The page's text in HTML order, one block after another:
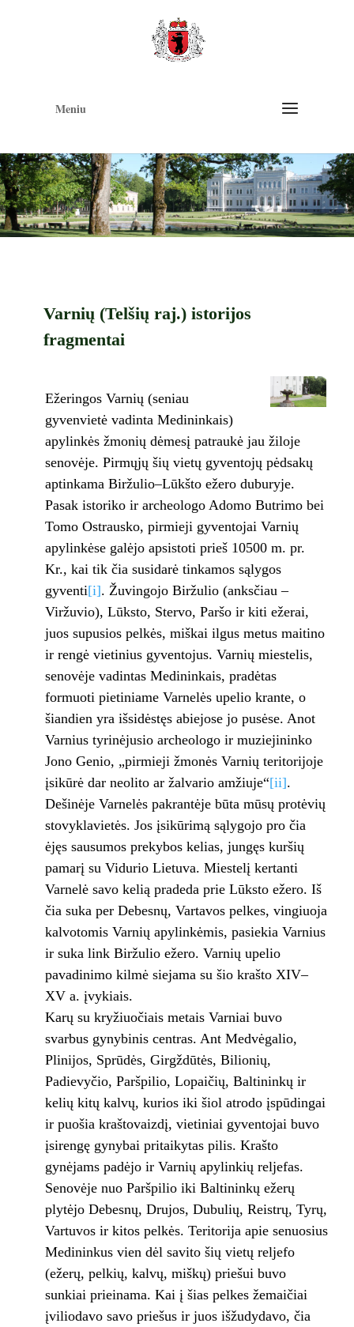
Meniu
Varnių (Telšių raj.) istorijos
fragmentai
Ežeringos Varnių (seniau
gyvenvietė vadinta Medininkais)
apylinkės žmonių dėmesį patraukė jau žiloje
senovėje. Pirmųjų šių vietų gyventojų pėdsakų
aptinkama Biržulio–Lūkšto ežero duburyje.
Pasak istoriko ir archeologo Adomo Butrimo bei
Tomo Ostrausko, pirmieji gyventojai Varnių
apylinkėse galėjo apsistoti prieš 10500 m. pr.
Kr., kai tik čia susidarė tinkamos sąlygos
gyventi[i]. Žuvingojo Biržulio (anksčiau –
Viržuvio), Lūksto, Stervo, Paršo ir kiti ežerai,
juos supusios pelkės, miškai ilgus metus maitino
ir rengė vietinius gyventojus. Varnių miestelis,
senovėje vadintas Medininkais, pradėtas
formuoti pietiniame Varnelės upelio krante, o
šiandien yra išsidėstęs abiejose jo pusėse. Anot
Varnius tyrinėjusio archeologo ir muziejininko
Jono Genio, „pirmieji žmonės Varnių teritorijoje
įsikūrė dar neolito ar žalvario amžiuje“[ii].
Dešinėje Varnelės pakrantėje būta mūsų protėvių
stovyklavietės. Jos įsikūrimą sąlygojo pro čia
ėjęs sausumos prekybos kelias, jungęs kuršių
pamarį su Vidurio Lietuva. Miestelį kertanti
Varnelė savo kelią pradeda prie Lūksto ežero. Iš
čia suka per Debesnų, Vartavos pelkes, vingiuoja
kalvotomis Varnių apylinkėmis, pasiekia Varnius
ir suka link Biržulio ežero. Varnių upelio
pavadinimo kilmė siejama su šio krašto XIV–
XV a. įvykiais.
Karų su kryžiuočiais metais Varniai buvo
svarbus gynybinis centras. Ant Medvėgalio,
Plinijos, Sprūdės, Girgždūtės, Bilionių,
Padievyčio, Paršpilio, Lopaičių, Baltininkų ir
kelių kitų kalvų, kurios iki šiol atrodo įspūdingai
ir puošia kraštovaizdį, vietiniai gyventojai buvo
įsirengę gynybai pritaikytas pilis. Krašto
gynėjams padėjo ir Varnių apylinkių reljefas.
Senovėje nuo Paršpilio iki Baltininkų ežerų
plytėjo Debesnų, Drujos, Dubulių, Reistrų, Tyrų,
Vartuvos ir kitos pelkės. Teritorija apie senuosius
Medininkus vien dėl savito šių vietų reljefo
(ežerų, pelkių, kalvų, miškų) priešui buvo
sunkiai prieinama. Kai į šias pelkes žemaičiai
įviliodavo savo priešus ir juos išžudydavo, čia